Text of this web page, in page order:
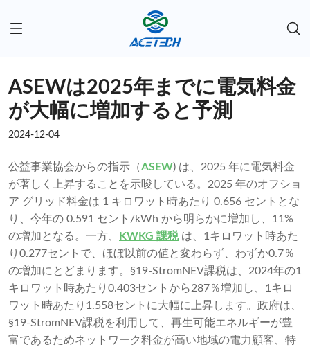
ASEWは2025年までに電気料金
が大幅に増加すると予測
2024-12-04
公益事業協会からの指示（ASEW) は、2025 年に電気料金
が著しく上昇することを示唆している。2025 年のオフショ
ア グリッド料金は 1 キロワット時あたり 0.656 セントとな
り、今年の 0.591 セント/kWh から明らかに増加し、11%
の増加となる。一方、
KWKG 課税は、1キロワット時あた
り0.277セントで、ほぼ以前の値と変わらず、わずか0.7％
の増加にとどまります。§19-StromNEV課税は、2024年の1
キロワット時あたり0.403セントから287％増加し、1キロ
ワット時あたり1.558セントに大幅に上昇します。政府は、
§19-StromNEV課税を利用して、再生可能エネルギーが豊
富であるためネットワーク料金が高い地域の電力顧客、特